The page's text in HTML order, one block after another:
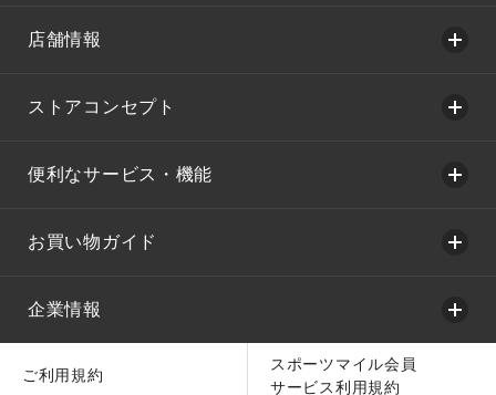
店舗情報
ストアコンセプト
便利なサービス・機能
お買い物ガイド
企業情報
ご利用規約
スポーツマイル会員
サービス利用規約